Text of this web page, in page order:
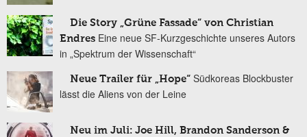
Die Story „Grüne Fassade“ von Christian
Endres Eine neue SF-Kurzgeschichte unseres Autors
in „Spektrum der Wissenschaft“
Neue Trailer für „Hope“ Südkoreas Blockbuster
lässt die Aliens von der Leine
Neu im Juli: Joe Hill, Brandon Sanderson &